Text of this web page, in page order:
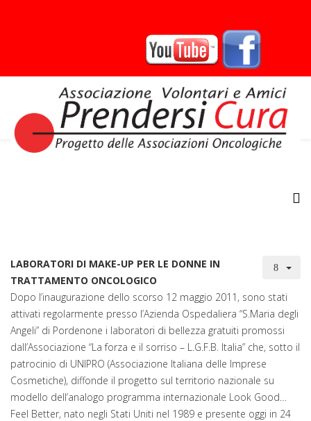
LABORATORI DI MAKE-UP PER LE DONNE IN
TRATTAMENTO ONCOLOGICO
Dopo l’inaugurazione dello scorso 12 maggio 2011, sono stati
attivati regolarmente presso l’Azienda Ospedaliera “S.Maria degli
Angeli” di Pordenone i laboratori di bellezza gratuiti promossi
dall’Associazione “La forza e il sorriso – L.G.F.B. Italia” che, sotto il
patrocinio di UNIPRO (Associazione Italiana delle Imprese
Cosmetiche), diffonde il progetto sul territorio nazionale su
modello dell’analogo programma internazionale Look Good…
Feel Better, nato negli Stati Uniti nel 1989 e presente oggi in 24